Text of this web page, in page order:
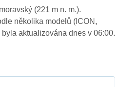
(221 m n. m.).
několika modelů (ICON,
aktualizována dnes v 06:00.